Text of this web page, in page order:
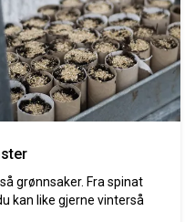
grønnsaker. Fra spinat
kan like gjerne vinterså